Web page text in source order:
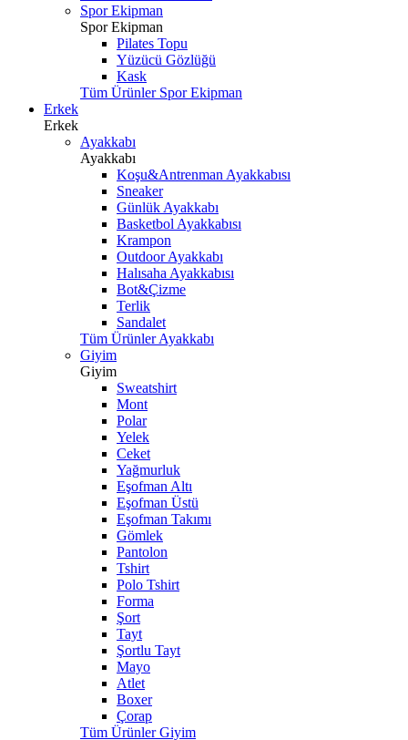
Spor Ekipman
Spor Ekipman
Pilates Topu
Yüzücü Gözlüğü
Kask
Tüm Ürünler Spor Ekipman
Erkek
Erkek
Ayakkabı
Ayakkabı
Koşu&Antrenman Ayakkabısı
Sneaker
Günlük Ayakkabı
Basketbol Ayakkabısı
Krampon
Outdoor Ayakkabı
Halısaha Ayakkabısı
Bot&Çizme
Terlik
Sandalet
Tüm Ürünler Ayakkabı
Giyim
Giyim
Sweatshirt
Mont
Polar
Yelek
Ceket
Yağmurluk
Eşofman Altı
Eşofman Üstü
Eşofman Takımı
Gömlek
Pantolon
Tshirt
Polo Tshirt
Forma
Şort
Tayt
Şortlu Tayt
Mayo
Atlet
Boxer
Çorap
Tüm Ürünler Giyim